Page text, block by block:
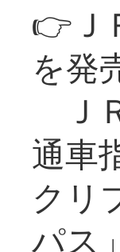
👉Ｊ
を発
Ｊ
通車
クリ
パス